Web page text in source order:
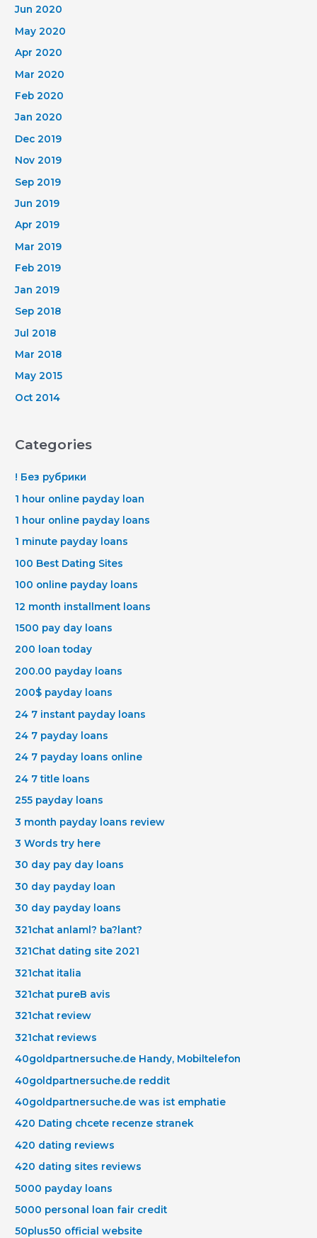
Jun 2020
May 2020
Apr 2020
Mar 2020
Feb 2020
Jan 2020
Dec 2019
Nov 2019
Sep 2019
Jun 2019
Apr 2019
Mar 2019
Feb 2019
Jan 2019
Sep 2018
Jul 2018
Mar 2018
May 2015
Oct 2014
Categories
! Без рубрики
1 hour online payday loan
1 hour online payday loans
1 minute payday loans
100 Best Dating Sites
100 online payday loans
12 month installment loans
1500 pay day loans
200 loan today
200.00 payday loans
200$ payday loans
24 7 instant payday loans
24 7 payday loans
24 7 payday loans online
24 7 title loans
255 payday loans
3 month payday loans review
3 Words try here
30 day pay day loans
30 day payday loan
30 day payday loans
321chat anlaml? ba?lant?
321Chat dating site 2021
321chat italia
321chat pureВ avis
321chat review
321chat reviews
40goldpartnersuche.de Handy, Mobiltelefon
40goldpartnersuche.de reddit
40goldpartnersuche.de was ist emphatie
420 Dating chcete recenze stranek
420 dating reviews
420 dating sites reviews
5000 payday loans
5000 personal loan fair credit
50plus50 official website